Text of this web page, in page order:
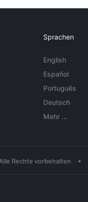
Sprachen
English
Español
Português
Deutsch
Mehr ...
Rechte vorbehalten •